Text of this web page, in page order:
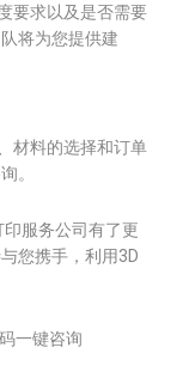
要求以及是否需要
将为您提供建
材料的选择和订单
。
服务公司有了更
您携手，利用3D
一键咨询